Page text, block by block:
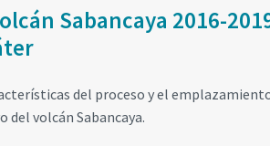
Sabancaya 2016-
del proceso y el
volcán Sabancaya.